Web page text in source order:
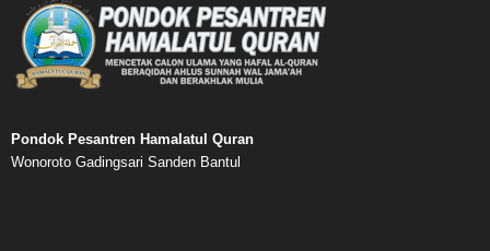
Pondok Pesantren Hamalatul Quran
Wonoroto Gadingsari Sanden Bantul